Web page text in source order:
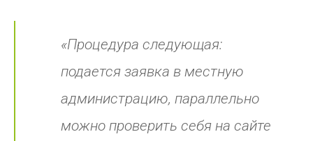
«Процедура следующая:
подается заявка в местную
администрацию, параллельно
можно проверить себя на сайте